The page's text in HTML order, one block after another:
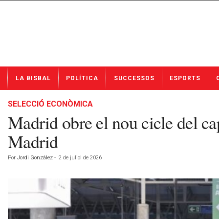
t
LA BISBAL POLÍTICA SUCCESSOS ESPORTS
SELECCIÓ ECONÒMICA
Madrid obre el nou cicle del
Madrid
Por Jordi González - 2 de juliol de 2026